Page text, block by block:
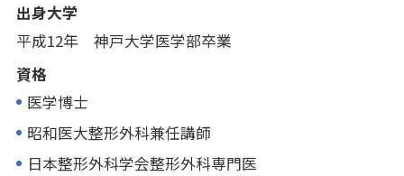
出身大学
平成12年 神戸大学医学部卒業
資格
医学博士
昭和医大整形外科兼任講師
日本整形外科学会整形外科専門医